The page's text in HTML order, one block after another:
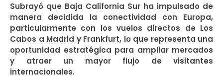
Subrayó que Baja California Sur ha impulsado de
manera decidida la conectividad con Europa,
particularmente con los vuelos directos de Los
Cabos a Madrid y Frankfurt, lo que representa una
oportunidad estratégica para ampliar mercados
y atraer un mayor flujo de visitantes
internacionales.